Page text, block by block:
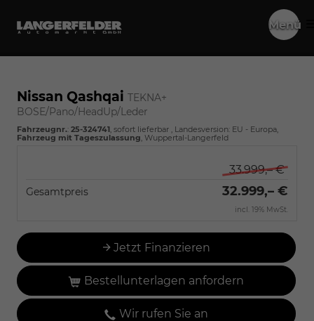
Menü
Nissan Qashqai TEKNA+
BOSE/Pano/HeadUp/Leder
Fahrzeugnr.: 25-324741, sofort lieferbar , Landesversion: EU - Europa,
Fahrzeug mit Tageszulassung, Wuppertal-Langerfeld
33.999,– €
Gesamtpreis 32.999,– €
incl. 19% MwSt.
Jetzt Finanzieren
Bestellunterlagen anfordern
Wir rufen Sie an